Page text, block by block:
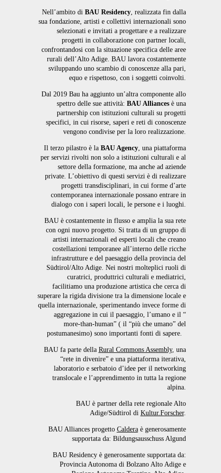
Nell’ambito di BAU Residency, realizzata fin dalla
sua fondazione, artisti e collettivi internazionali sono
selezionati e invitati a progettare e a realizzare
progetti in collaborazione con partner locali,
confrontandosi con la situazione specifica delle aree
rurali dell’Alto Adige. BAU lavora costantemente
sviluppando uno scambio di conoscenze alla pari,
equo e rispettoso, con i soggetti coinvolti.
Dal 2019 Bau ha aggiunto un’altra componente allo
spettro delle sue attività: BAU Alliancesè una
partnership con istituzioni culturali su progetti
specifici, in cui risorse, saperi e reti di conoscenze
vengono condivise per la loro realizzazione.
Il terzo pilastro è la BAU Agency, una piattaforma
per servizi rivolti non solo a istituzioni culturali e al
settore della formazione, ma anche ad aziende
private. L’obiettivo di questi servizi è di realizzare
progetti transdisciplinari, in cui forme d’arte
contemporanea internazionale possano entrare in
dialogo con i saperi locali, le persone e i luoghi.
BAU è costantemente in flusso e amplia la sua rete
con ogni nuovo progetto. Si tratta di un gruppo di
artisti internazionali ed esperti locali che creano
costellazioni temporanee all’interno delle ricche
infrastrutture e del paesaggio della provincia del
Südtirol/Alto Adige. Nei nostri molteplici ruoli di
curatrici, produttrici culturali e mediatrici,
facilitiamo una produzione artistica che cerca di
superare la rigida divisione tra la dimensione locale e
quella internazionale, sperimentando invece forme di
aggregazione in cui il paesaggio, l’umano e il “
more-than-human” ( il “più che umano” del
postumanesimo) sono importanti fonti di sapere.
BAU fa parte della Rural Commons Assembly, una
“rete in divenire” e una piattaforma iterativa,
laboratorio e serbatoio d’idee per il networking
translocale e l’apprendimento in tutta la regione
alpina.
BAU è partner della rete regionale Alto
Adige/Südtirol di Kultur.Forscher.
BAU Alliances progetto Calderaè generosamente
supportata da: Bildungsausschuss Algund
BAU Residency è generosamente supportata da:
Provincia Autonoma di Bolzano Alto Adige e